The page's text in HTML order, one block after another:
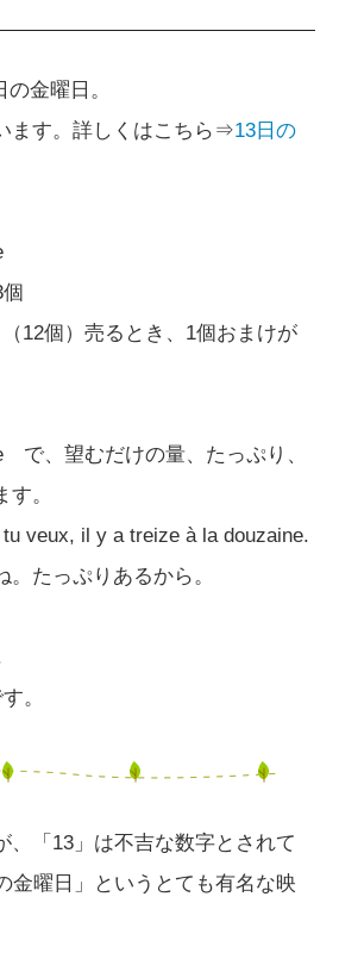
金曜日。
ます。詳しくはこちら⇒13日の
12個）売るとき、1個おまけが
で、望むだけの量、たっぷり、
。
veux, il y a treize à la douzaine.
たっぷりあるから。
。
、「13」は不吉な数字とされて
金曜日」というとても有名な映